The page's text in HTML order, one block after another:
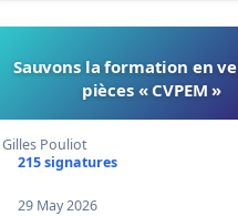
Sauvons la formation en
pièces « CVPEM »
Gilles Pouliot
215 signatures
29 May 2026